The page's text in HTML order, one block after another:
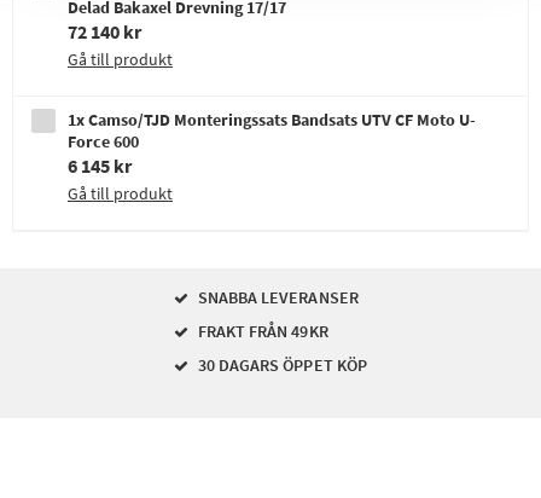
Delad Bakaxel Drevning 17/17
72 140 kr
Gå till produkt
1x Camso/TJD Monteringssats Bandsats UTV CF Moto U-
Force 600
6 145 kr
Gå till produkt
SNABBA LEVERANSER
FRAKT FRÅN 49KR
30 DAGARS ÖPPET KÖP